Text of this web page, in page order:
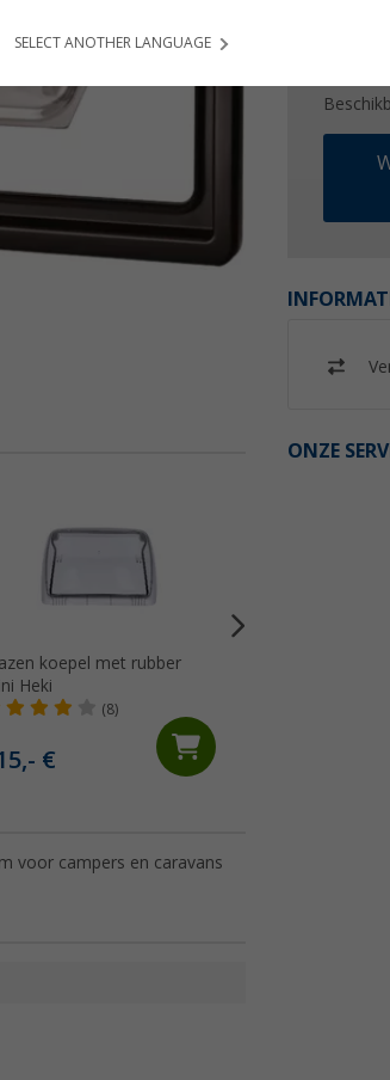
ONZE
koepel met rubber
Heki
(8)
€
voor campers en caravans
SELECT ANOTHER LANGUAGE